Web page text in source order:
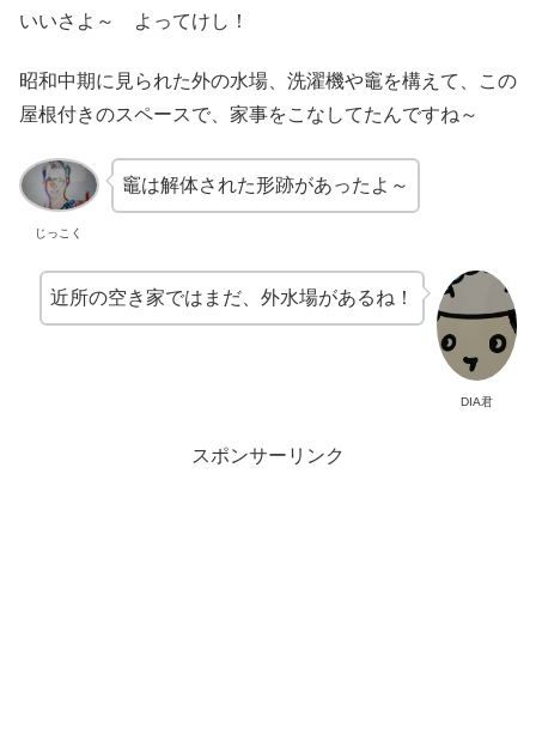
いいさよ～ よってけし！
昭和中期に見られた外の水場、洗濯機や竈を構えて、この
屋根付きのスペースで、家事をこなしてたんですね～
じっこく
竈は解体された形跡があったよ～
DIA君
近所の空き家ではまだ、外水場があるね！
スポンサーリンク